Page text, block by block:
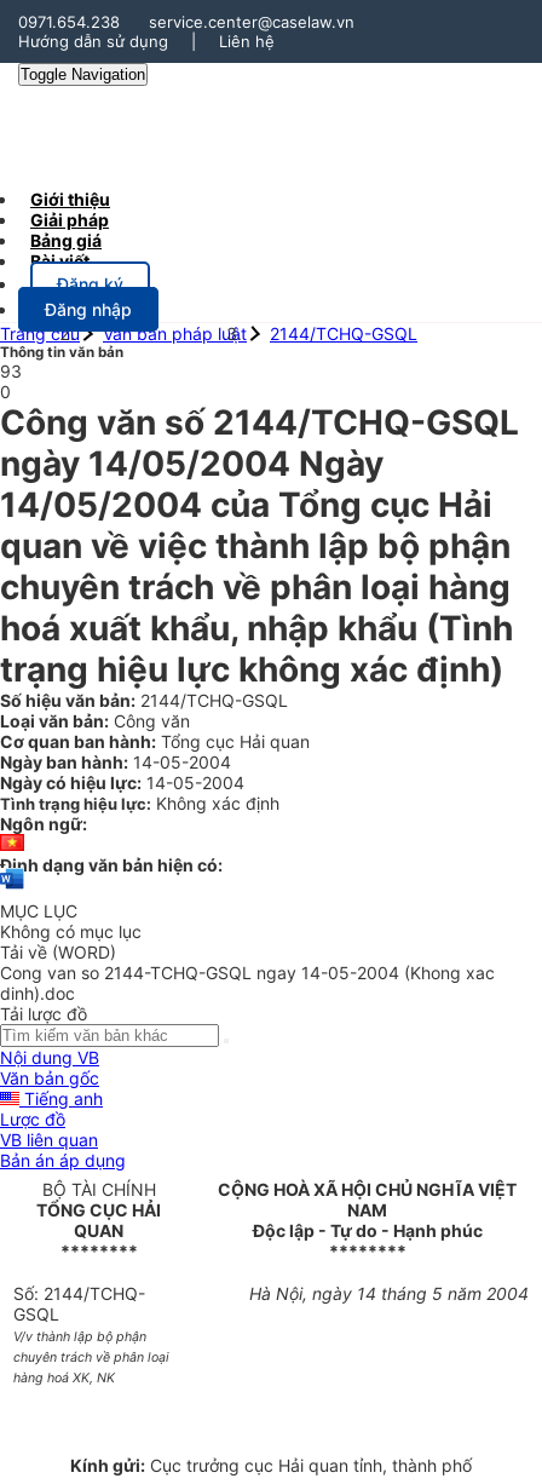
0971.654.238
service.center@caselaw.vn
Hướng dẫn sử dụng
Liên hệ
Toggle Navigation
Giới thiệu
Giải pháp
Bảng giá
Bài viết
Đăng ký
Đăng nhập
Trang chủ
Văn bản pháp luật 2144/TCHQ-GSQL
Thông tin văn bản
93
0
Công văn số 2144/TCHQ-GSQL
ngày 14/05/2004 Ngày
14/05/2004 của Tổng cục Hải
quan về việc thành lập bộ phận
chuyên trách về phân loại hàng
hoá xuất khẩu, nhập khẩu (Tình
trạng hiệu lực không xác định)
Số hiệu văn bản: 2144/TCHQ-GSQL
Loại văn bản: Công văn
Cơ quan ban hành: Tổng cục Hải quan
Ngày ban hành: 14-05-2004
Ngày có hiệu lực: 14-05-2004
Tình trạng hiệu lực: Không xác định
Ngôn ngữ:
Định dạng văn bản hiện có:
MỤC LỤC
Không có mục lục
Tải về (WORD)
Cong van so 2144-TCHQ-GSQL ngay 14-05-2004 (Khong xac
dinh).doc
Tải lược đồ
Nội dung VB
Văn bản gốc
Tiếng anh
Lược đồ
VB liên quan
Bản án áp dụng
BỘ TÀI CHÍNH
TỔNG CỤC HẢI
QUAN
********
CỘNG HOÀ XÃ HỘI CHỦ NGHĨA VIỆT
NAM
Độc lập - Tự do - Hạnh phúc
********
Số: 2144/TCHQ-
GSQL
V/v thành lập bộ phận
chuyên trách về phân loại
hàng hoá XK, NK
Hà Nội, ngày 14 tháng 5 năm 2004
Kính gửi: Cục trưởng cục Hải quan tỉnh, thành phố